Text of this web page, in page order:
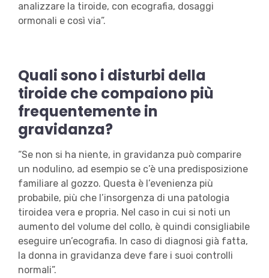
analizzare la tiroide, con ecografia, dosaggi
ormonali e così via”.
Quali sono i disturbi della
tiroide che compaiono più
frequentemente in
gravidanza?
“Se non si ha niente, in gravidanza può comparire
un nodulino, ad esempio se c’è una predisposizione
familiare al gozzo. Questa è l’evenienza più
probabile, più che l’insorgenza di una patologia
tiroidea vera e propria. Nel caso in cui si noti un
aumento del volume del collo, è quindi consigliabile
eseguire un’ecografia. In caso di diagnosi già fatta,
la donna in gravidanza deve fare i suoi controlli
normali”.